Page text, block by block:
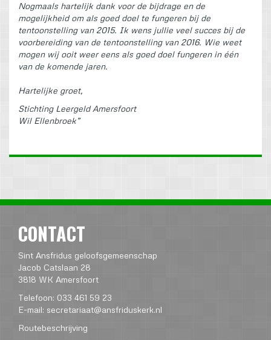
Nogmaals hartelijk dank voor de bijdrage en de
mogelijkheid om als goed doel te fungeren bij de
tentoonstelling van 2015. Ik wens jullie veel succes bij de
voorbereiding van de tentoonstelling van 2016. Wie weet
mogen wij ooit weer eens als goed doel fungeren in één
van de komende jaren.
Hartelijke groet,
Stichting Leergeld Amersfoort
Wil Ellenbroek”
CONTACT
Sint Ansfridus geloofsgemeenschap
Jacob Catslaan 28
3818 WK Amersfoort
Telefoon: 033 461 59 23
E-mail: secretariaat@ansfriduskerk.nl
Routebeschrijving